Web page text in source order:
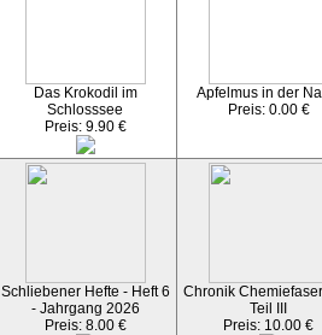
Das Krokodil im
Schlosssee
Preis: 9.90 €
Apfelmus in der
Preis: 0.00 €
Schliebener Hefte - Heft 6
- Jahrgang 2026
Preis: 8.00 €
Chronik
Teil III
Preis: 10.00 €